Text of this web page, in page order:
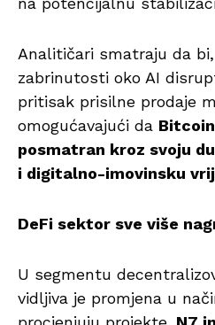
Analitičari smatraju da
zabrinutosti oko AI
pritisak prisilne prodaje
omogućavajući da
posmatran kroz svoju
i digitalno-imovinsku
DeFi sektor sve više
U segmentu
vidljiva je promjena u